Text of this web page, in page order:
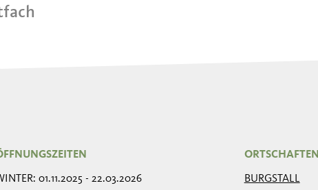
01.11.2025 - 22.03.2026
ORTSCHAFTEN
BURGSTALL